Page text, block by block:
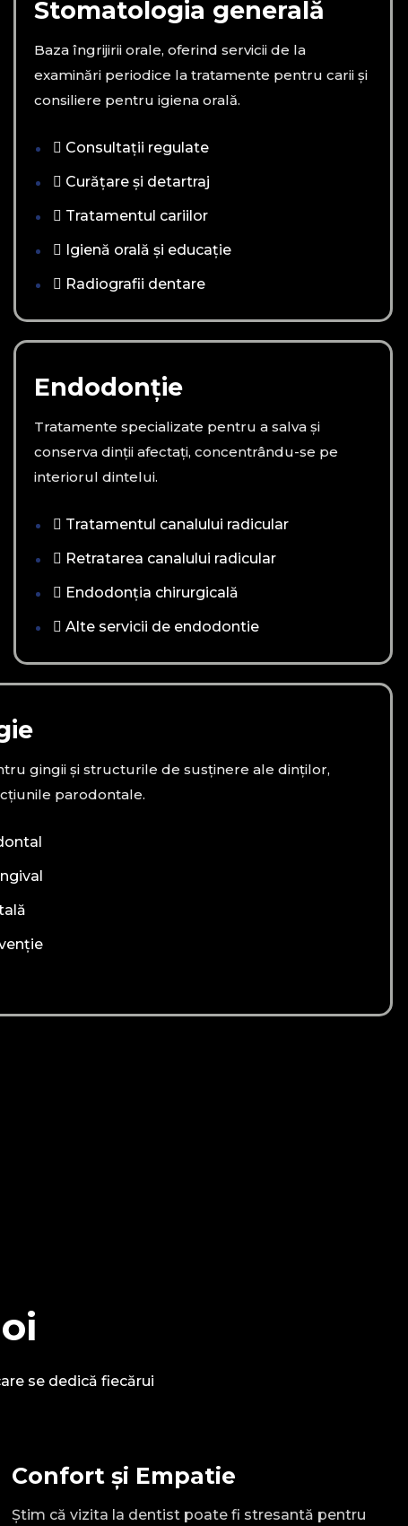
Stomatologia generală
Baza îngrijirii orale, oferind servicii de la
examinări periodice la tratamente pentru carii și
consiliere pentru igiena orală.
Consultații regulate
Curățare și detartraj
Tratamentul cariilor
Igienă orală și educație
Radiografii dentare
Endodonție
Tratamente specializate pentru a salva și
conserva dinții afectați, concentrându-se pe
interiorul dintelui.
Tratamentul canalului radicular
Retratarea canalului radicular
Endodonția chirurgicală
Alte servicii de endodontie
gingii și structurile de susținere ale dinților,
parodontale.
se dedică fiecărui
Confort și Empatie
Știm că vizita la dentist poate fi stresantă pentru